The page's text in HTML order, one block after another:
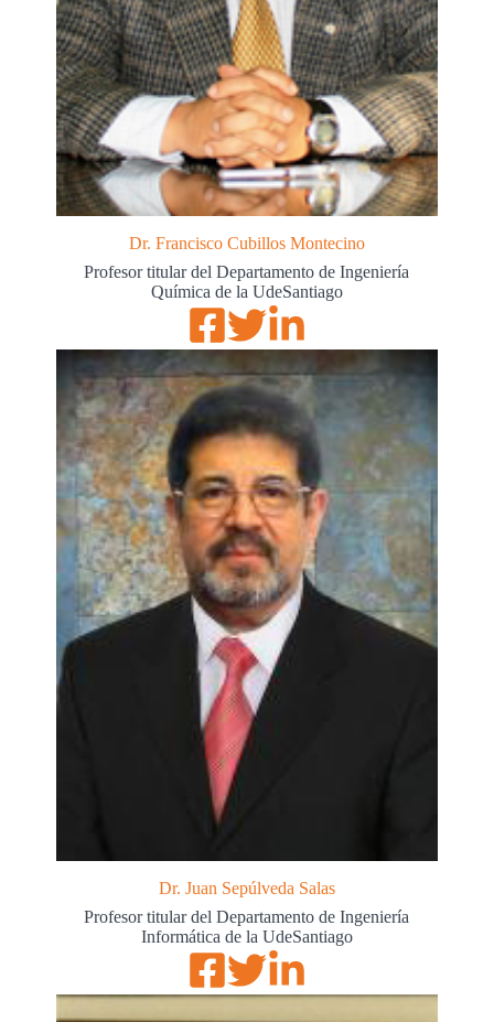
Dr. Francisco Cubillos Montecino
Profesor titular del Departamento de Ingeniería
Química de la UdeSantiago
Dr. Juan Sepúlveda Salas
Profesor titular del Departamento de Ingeniería
Informática de la UdeSantiago